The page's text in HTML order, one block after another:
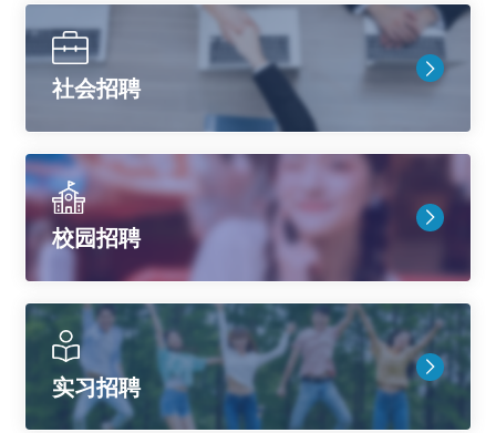
社会招聘
校园招聘
实习招聘